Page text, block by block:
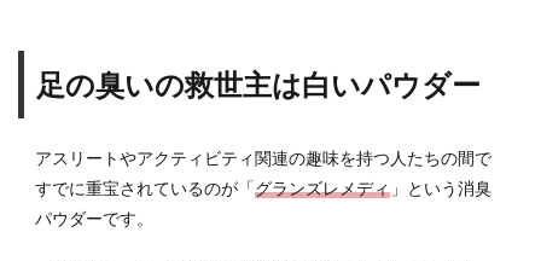
足の臭いの救世主は白いパウダー
アスリートやアクティビティ関連の趣味を持つ人たちの間で
すでに重宝されているのが「グランズレメディ 」という消臭
パウダーです。